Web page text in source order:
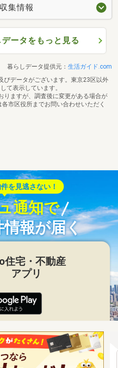
集情報
ータをもっと見る
暮らしデータ提供元： 生活ガイド.com
びデータがございます。東京23区以外
て表示しています。
りますが、調査後に変更がある場合が
市区役所までお問い合わせいただく
を見逃さない！
通知で
報が届く
住宅・不動産
アプリ